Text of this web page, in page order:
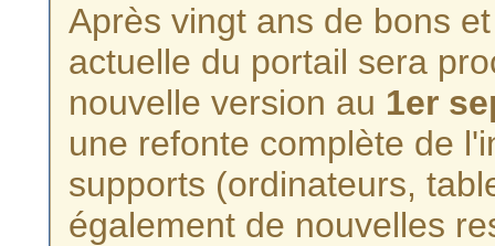
Après vingt ans de bons
actuelle du portail sera
nouvelle version au 1er
une refonte complète de
supports (ordinateurs,
également de nouvelles